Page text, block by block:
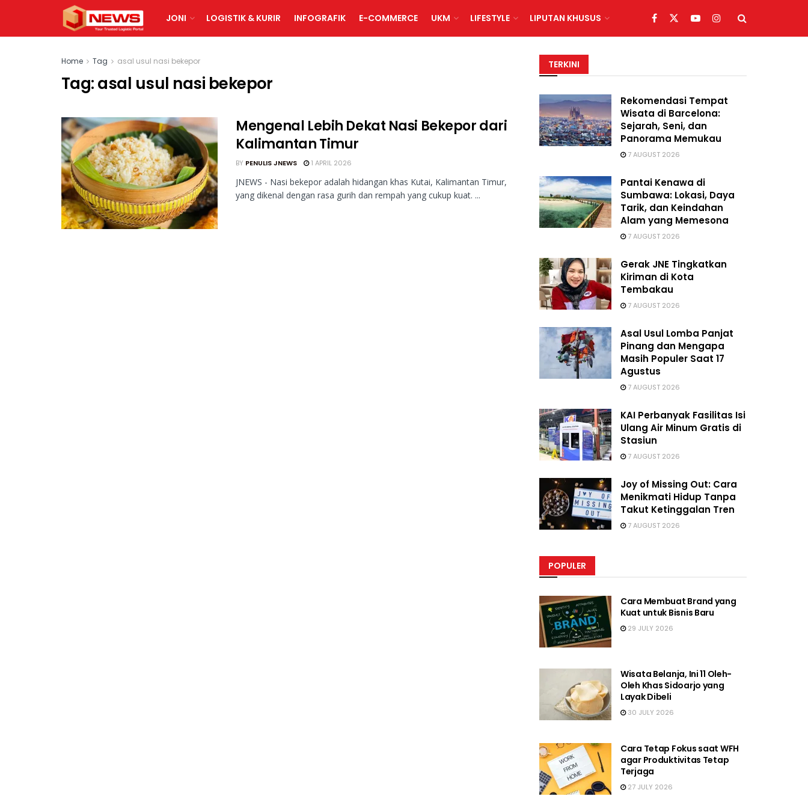
JONI LOGISTIK & KURIR INFOGRAFIK E-COMMERCE UKM LIFESTYLE LIPUTAN KHUSUS
Home Tag asal usul nasi bekepor
Tag:asal usul nasi bekepor
Mengenal Lebih Dekat Nasi Bekepor dari
Kalimantan Timur
BY PENULIS JNEWS 1 APRIL 2026
JNEWS - Nasi bekepor adalah hidangan khas Kutai, Kalimantan Timur,
yang dikenal dengan rasa gurih dan rempah yang cukup kuat. ...
TERKINI
Rekomendasi Tempat
Wisata di Barcelona:
Sejarah, Seni, dan
Panorama Memukau
7 AUGUST 2026
Pantai Kenawa di
Sumbawa: Lokasi, Daya
Tarik, dan Keindahan
Alam yang Memesona
7 AUGUST 2026
Gerak JNE Tingkatkan
Kiriman di Kota
Tembakau
7 AUGUST 2026
Asal Usul Lomba Panjat
Pinang dan Mengapa
Masih Populer Saat 17
Agustus
7 AUGUST 2026
KAI Perbanyak Fasilitas Isi
Ulang Air Minum Gratis di
Stasiun
7 AUGUST 2026
Joy of Missing Out: Cara
Menikmati Hidup Tanpa
Takut Ketinggalan Tren
7 AUGUST 2026
POPULER
Cara Membuat Brand yang
Kuat untuk Bisnis Baru
29 JULY 2026
Wisata Belanja, Ini 11 Oleh-
Oleh Khas Sidoarjo yang
Layak Dibeli
30 JULY 2026
Cara Tetap Fokus saat WFH
agar Produktivitas Tetap
Terjaga
27 JULY 2026